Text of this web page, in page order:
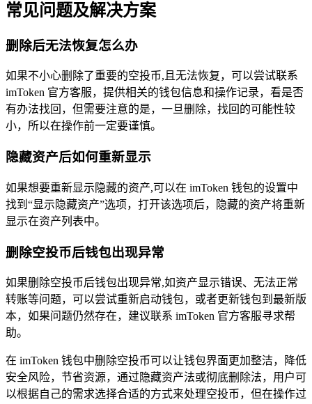
常见问题及解决方案
删除后无法恢复怎么办
如果不小心删除了重要的空投币,且无法恢复，可以尝试联系
imToken 官方客服，提供相关的钱包信息和操作记录，看是否
有办法找回，但需要注意的是，一旦删除，找回的可能性较
小，所以在操作前一定要谨慎。
隐藏资产后如何重新显示
如果想要重新显示隐藏的资产,可以在 imToken 钱包的设置中
找到“显示隐藏资产”选项，打开该选项后，隐藏的资产将重新
显示在资产列表中。
删除空投币后钱包出现异常
如果删除空投币后钱包出现异常,如资产显示错误、无法正常
转账等问题，可以尝试重新启动钱包，或者更新钱包到最新版
本，如果问题仍然存在，建议联系 imToken 官方客服寻求帮
助。
在 imToken 钱包中删除空投币可以让钱包界面更加整洁，降低
安全风险，节省资源，通过隐藏资产法或彻底删除法，用户可
以根据自己的需求选择合适的方式来处理空投币，但在操作过